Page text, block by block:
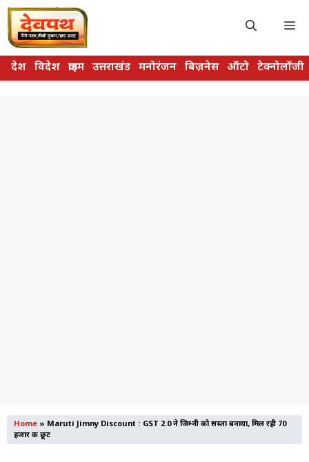
Skip
to
content
देश विदेश क्राइम उत्तराखंड मनोरंजन बिज़नेस ऑटो टेक्नोलॉजी
Home » Maruti Jimny Discount : GST 2.0 ने जिम्नी को सस्ता बनाया, मिल रही 70
हजार की छूट